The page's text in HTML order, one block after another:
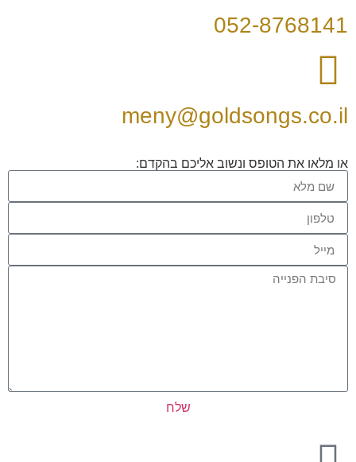
052-8768141
meny@goldsongs.co.il
או מלאו את הטופס ונשוב אליכם בהקדם:
שלח